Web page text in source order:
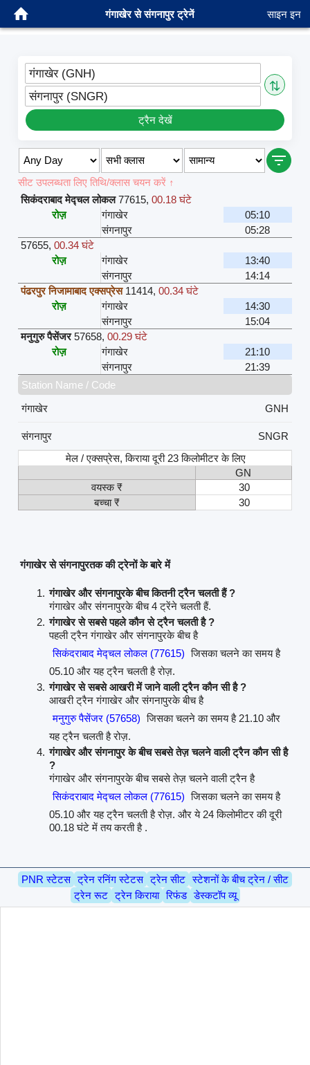
गंगाखेर से संगनापुर ट्रेनें साइन इन
गंगाखेर (GNH)
⇅
संगनापुर (SNGR)
ट्रैन देखें
सीट उपलब्धता लिए तिथि/क्लास चयन करें ↑
सिकंदराबाद मेद्चल लोकल 77615, 00.18 घंटे
रोज़
गंगाखेर
05:10
संगनापुर
05:28
57655, 00.34 घंटे
रोज़
गंगाखेर
13:40
संगनापुर
14:14
पंढरपुर निजामाबाद एक्सप्रेस 11414, 00.34 घंटे
रोज़
गंगाखेर
14:30
संगनापुर
15:04
मनुगुरु पैसेंजर 57658, 00.29 घंटे
रोज़
गंगाखेर
21:10
संगनापुर
21:39
Station Name / Code
गंगाखेर
GNH
संगनापुर
SNGR
मेल / एक्सप्रेस, किराया दूरी 23 किलोमीटर के लिए
GN
वयस्क ₹
30
बच्चा ₹
30
गंगाखेर से संगनापुरतक की ट्रेनों के बारे में
गंगाखेर और संगनापुरके बीच कितनी ट्रैन चलती हैं ?
गंगाखेर और संगनापुरके बीच 4 ट्रेंने चलती हैं.
गंगाखेर से सबसे पहले कौन से ट्रैन चलती है ?
पहली ट्रैन गंगाखेर और संगनापुरके बीच है
सिकंदराबाद मेद्चल लोकल (77615) जिसका चलने का समय है
05.10 और यह ट्रैन चलती है रोज़.
गंगाखेर से सबसे आखरी में जाने वाली ट्रैन कौन सी है ?
आखरी ट्रैन गंगाखेर और संगनापुरके बीच है
मनुगुरु पैसेंजर (57658) जिसका चलने का समय है 21.10 और
यह ट्रैन चलती है रोज़.
गंगाखेर और संगनापुर के बीच सबसे तेज़ चलने वाली ट्रैन कौन सी है
?
गंगाखेर और संगनापुरके बीच सबसे तेज़ चलने वाली ट्रैन है
सिकंदराबाद मेद्चल लोकल (77615) जिसका चलने का समय है
05.10 और यह ट्रैन चलती है रोज़. और ये 24 किलोमीटर की दूरी
00.18 घंटे में तय करती है .
PNR स्टेटस ट्रेन रनिंग स्टेटस ट्रेन सीट स्टेशनों के बीच ट्रेन / सीट
ट्रेन रूट ट्रेन किराया रिफंड डेस्कटॉप व्यू